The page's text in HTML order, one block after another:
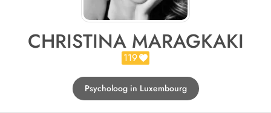
CHRISTINA MARAGKAKI
119
Psycholoog in Luxembourg